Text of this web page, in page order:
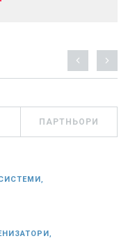
ПАРТНЬОРИ